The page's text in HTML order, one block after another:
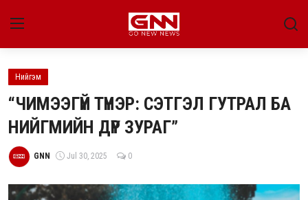
Улс төр
Нийгэм
Энтертайнмент
Нийгэм
“ЧИМЭЭГҮЙ ТҮНЭР: СЭТГЭЛ ГУТРАЛ БА
НИЙГМИЙН ДҮР ЗУРАГ”
GNN Jul 30, 2025 0